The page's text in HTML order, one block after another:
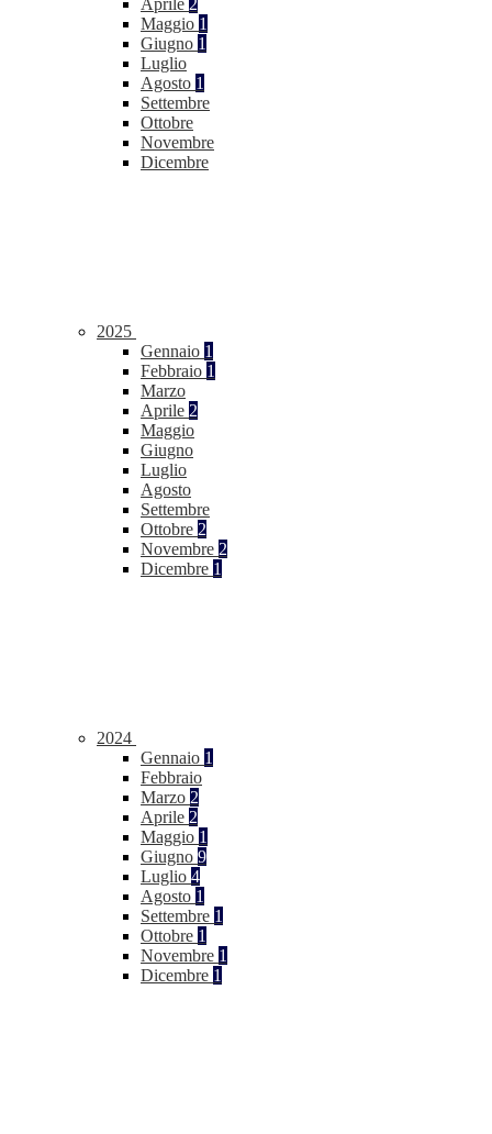
Aprile 2
Maggio 1
Giugno 1
Luglio
Agosto 1
Settembre
Ottobre
Novembre
Dicembre
2025
Gennaio 1
Febbraio 1
Marzo
Aprile 2
Maggio
Giugno
Luglio
Agosto
Settembre
Ottobre 2
Novembre 2
Dicembre 1
2024
Gennaio 1
Febbraio
Marzo 2
Aprile 2
Maggio 1
Giugno 9
Luglio 4
Agosto 1
Settembre 1
Ottobre 1
Novembre 1
Dicembre 1